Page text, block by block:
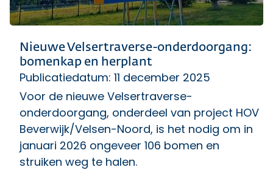
Nieuwe Velsertraverse-onderdoorgang:
bomenkap en herplant
Publicatiedatum: 11 december 2025
Voor de nieuwe Velsertraverse-
onderdoorgang, onderdeel van project HOV
Beverwijk/Velsen-Noord, is het nodig om in
januari 2026 ongeveer 106 bomen en
struiken weg te halen.